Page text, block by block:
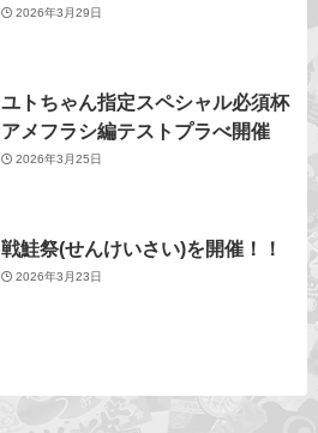
2026年3月29日
ユトちゃん指定スペシャル必須杯
アメフラシ編テストプラべ開催
2026年3月25日
戦鮭祭(せんけいさい)を開催！！
2026年3月23日